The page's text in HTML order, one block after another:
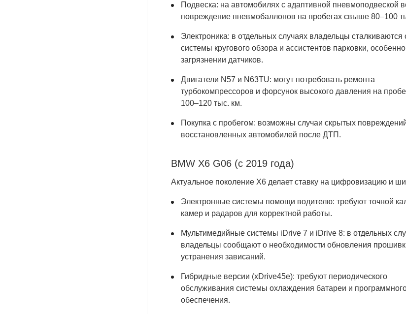
Подвеска: на автомобилях с адаптивной пневмоподвеской
повреждение пневмобаллонов на пробегах свыше 80–100
Электроника: в отдельных случаях владельцы сталкиваются
системы кругового обзора и ассистентов парковки,
загрязнении датчиков.
Двигатели N57 и N63TU: могут потребовать ремонта
турбокомпрессоров и форсунок высокого давления на
100–120 тыс. км.
Покупка с пробегом: возможны случаи скрытых
восстановленных автомобилей после ДТП.
BMW X6 G06 (с 2019 года)
Актуальное поколение X6 делает ставку на цифровизацию и
Электронные системы помощи водителю: требуют точной
камер и радаров для корректной работы.
Мультимедийные системы iDrive 7 и iDrive 8: в отдельных
владельцы сообщают о необходимости обновления
устранения зависаний.
Гибридные версии (xDrive45e): требуют периодического
обслуживания системы охлаждения батареи и
обеспечения.